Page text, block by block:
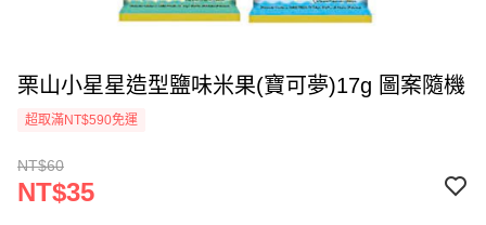
栗山小星星造型鹽味米果(寶可夢)17g 圖案隨機
超取滿NT$590免運
NT$60
NT$35